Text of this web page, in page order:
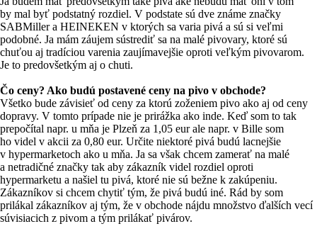
by mal byť podstatný rozdiel. V podstate sú dve známe značky
SABMiller a HEINEKEN v ktorých sa varia pivá a sú si veľmi
podobné. Ja mám záujem sústrediť sa na malé pivovary, ktoré sú
chuťou aj tradíciou varenia zaujímavejšie oproti veľkým pivovarom.
Je to predovšetkým aj o chuti.
Čo ceny? Ako budú postavené ceny na pivo v obchode?
Všetko bude závisieť od ceny za ktorú zoženiem pivo ako aj od ceny
dopravy. V tomto prípade nie je prirážka ako inde. Keď som to tak
prepočítal napr. u mňa je Plzeň za 1,05 eur ale napr. v Bille som
ho videl v akcii za 0,80 eur. Určite niektoré pivá budú lacnejšie
v hypermarketoch ako u mňa. Ja sa však chcem zamerať na malé
a netradičné značky tak aby zákazník videl rozdiel oproti
hypermarketu a našiel tu pivá, ktoré nie sú bežne k zakúpeniu.
Zákazníkov si chcem chytiť tým, že pivá budú iné. Rád by som
prilákal zákazníkov aj tým, že v obchode nájdu množstvo ďalších vecí
súvisiacich z pivom a tým prilákať pivárov.